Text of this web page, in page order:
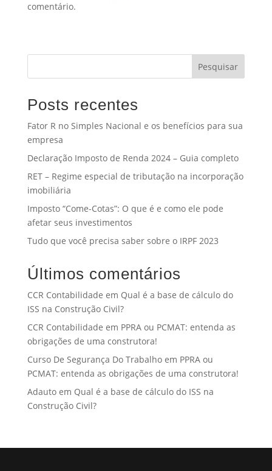
comentário.
Pesquisar
Posts recentes
Fator R no Simples Nacional e os benefícios para sua
empresa
Declaração Imposto de Renda 2024 – Guia completo
RET – Regime especial de tributação na incorporação
imobiliária
Imposto “Come-Cotas”: O que é e como ele pode
afetar seus investimentos
Tudo que você precisa saber sobre o IRPF 2023
Últimos comentários
CCR Contabilidade em Qual é a base de cálculo do
ISS na Construção Civil?
CCR Contabilidade em PPRA ou PCMAT: entenda as
obrigações de uma construtora!
Curso De Segurança Do Trabalhoem PPRA ou
PCMAT: entenda as obrigações de uma construtora!
Adautoem Qual é a base de cálculo do ISS na
Construção Civil?